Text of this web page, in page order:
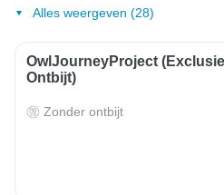
Alles weergeven (28)
OwlJourneyProject
Ontbijt)
Zonder ontbijt